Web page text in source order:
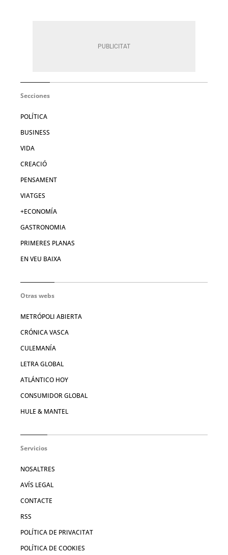
Secciones
POLÍTICA
BUSINESS
VIDA
CREACIÓ
PENSAMENT
VIATGES
+ECONOMÍA
GASTRONOMIA
PRIMERES PLANAS
EN VEU BAIXA
Otras webs
METRÓPOLI ABIERTA
CRÓNICA VASCA
CULEMANÍA
LETRA GLOBAL
ATLÁNTICO HOY
CONSUMIDOR GLOBAL
HULE & MANTEL
Servicios
NOSALTRES
AVÍS LEGAL
CONTACTE
RSS
POLÍTICA DE PRIVACITAT
POLÍTICA DE COOKIES